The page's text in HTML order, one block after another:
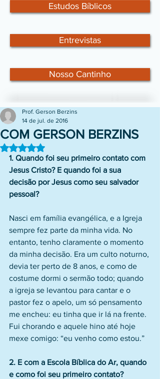
Estudos Bíblicos
Entrevistas
Nosso Cantinho
COM GERSON BERZINS
Prof. Gerson Berzins
14 de jul. de 2016
Avaliado com NaN de 5 estrelas.
1. Quando foi seu primeiro contato com
Jesus Cristo? E quando foi a sua
decisão por Jesus como seu salvador
pessoal?
Nasci em família evangélica, e a Igreja
sempre fez parte da minha vida. No
entanto, tenho claramente o momento
da minha decisão. Era um culto noturno,
devia ter perto de 8 anos, e como de
costume dormi o sermão todo; quando
a igreja se levantou para cantar e o
pastor fez o apelo, um só pensamento
me encheu: eu tinha que ir lá na frente.
Fui chorando e aquele hino até hoje
mexe comigo: “eu venho como estou.”
2. E com a Escola Bíblica do Ar, quando
e como foi seu primeiro contato?